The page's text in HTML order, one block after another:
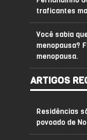
traficantes
Você sabia
menopausa?
menopausa.
ARTIGOS
Residências
povoado de